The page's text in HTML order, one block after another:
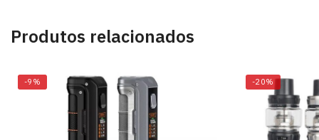
Produtos relacionados
-9% -20%